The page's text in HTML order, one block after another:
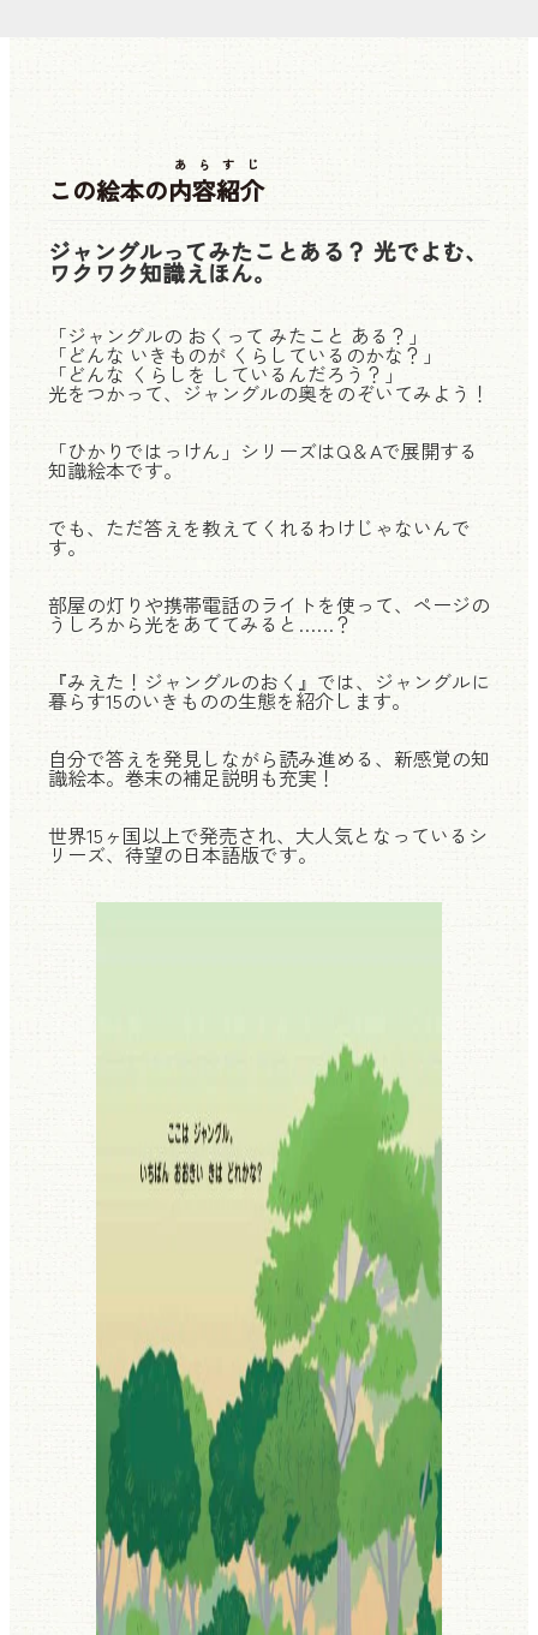
この絵本の内容紹介
あらすじ
ジャングルってみたことある？ 光でよむ、
ワクワク知識えほん。
「ジャングルの おくって みたこと ある？」
「どんな いきものが くらしているのかな？」
「どんな くらしを しているんだろう？」
光をつかって、ジャングルの奥をのぞいてみよう！
「ひかりではっけん」シリーズはQ＆Aで展開する
知識絵本です。
でも、ただ答えを教えてくれるわけじゃないんで
す。
部屋の灯りや携帯電話のライトを使って、ページの
うしろから光をあててみると……？
『みえた！ジャングルのおく』では、ジャングルに
暮らす15のいきものの生態を紹介します。
自分で答えを発見しながら読み進める、新感覚の知
識絵本。巻末の補足説明も充実！
世界15ヶ国以上で発売され、大人気となっているシ
リーズ、待望の日本語版です。